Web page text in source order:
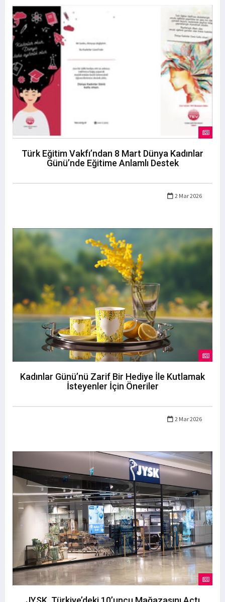
Türk Eğitim Vakfı’ndan 8 Mart Dünya Kadınlar
Günü’nde Eğitime Anlamlı Destek
2 Mar 2026
Kadınlar Günü’nü Zarif Bir Hediye İle Kutlamak
İsteyenler İçin Öneriler
2 Mar 2026